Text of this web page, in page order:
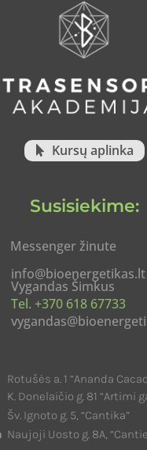
Kursų aplinka
Susisiekime:
Messenger žinute
info@bioenergetikas.lt
Vygandas Šimkus
Tel. +370 618 67733
Rotušės a. 1 “Ananda
K. Donelaičio g. 81 “Artimi
Šv. Ignoto g. 5, “Cantika”
Naujoji Uosto g. 8A,